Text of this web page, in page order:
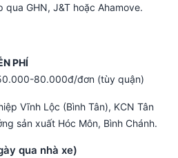
GHN, J&T hoặc Ahamove.
PHÍ
80.000đ/đơn (tùy quận)
Vĩnh Lộc (Bình Tân), KCN Tân
sản xuất Hóc Môn, Bình Chánh.
qua nhà xe)